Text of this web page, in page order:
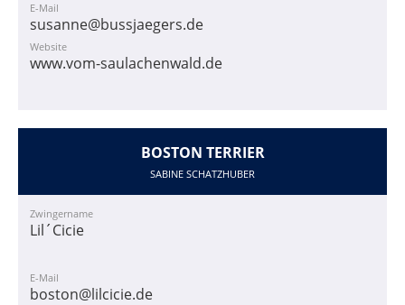
E-Mail
susanne@bussjaegers.de
Website
www.vom-saulachenwald.de
BOSTON TERRIER
SABINE SCHATZHUBER
Zwingername
Lil´Cicie
E-Mail
boston@lilcicie.de